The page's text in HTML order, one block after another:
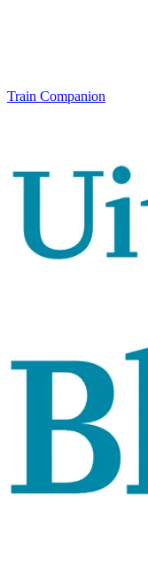
Train Companion